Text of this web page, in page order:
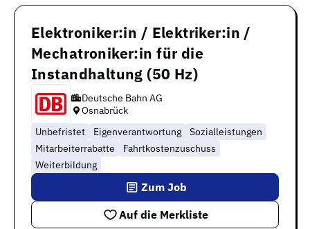
Elektroniker:in / Elektriker:in /
Mechatroniker:in für die
Instandhaltung (50 Hz)
Deutsche Bahn AG
Osnabrück
Unbefristet
Eigenverantwortung
Sozialleistungen
Mitarbeiterrabatte
Fahrtkostenzuschuss
Weiterbildung
Auf die Merkliste
Zum Job